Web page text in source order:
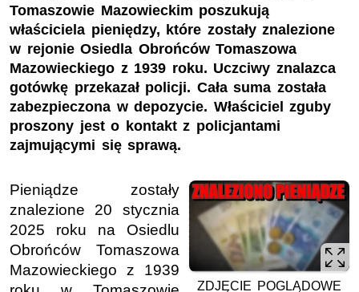
Tomaszowie Mazowieckim poszukują
właściciela pieniędzy, które zostały znalezione
w rejonie Osiedla Obrońców Tomaszowa
Mazowieckiego z 1939 roku. Uczciwy znalazca
gotówkę przekazał policji. Cała suma została
zabezpieczona w depozycie. Właściciel zguby
proszony jest o kontakt z policjantami
zajmującymi się sprawą.
ZDJĘCIE POGLĄDOWE
Pieniądze zostały
znalezione 20 stycznia
2025 roku na Osiedlu
Obrońców Tomaszowa
Mazowieckiego z 1939